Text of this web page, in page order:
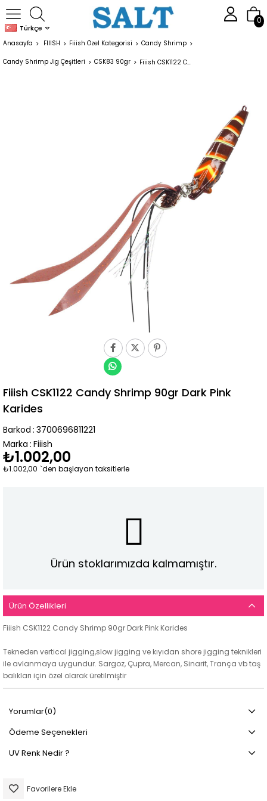
Türkçe
0
Anasayfa FIIISH Fiiish Özel Kategorisi Candy Shrimp
Candy Shrimp Jig Çeşitleri CSK83 90gr Fiiish CSK1122 Candy Shrimp 90gr Dark Pink Karides
Fiiish CSK1122 Candy Shrimp 90gr Dark Pink
Karides
Barkod : 3700696811221
Marka : Fiiish
₺1.002,00
₺1.002,00 `den başlayan taksitlerle
Ürün stoklarımızda kalmamıştır.
Ürün Özellikleri
Fiiish CSK1122 Candy Shrimp 90gr Dark Pink Karides
Tekneden vertical jigging,slow jigging ve kıyıdan shore jigging teknikleri
ile avlanmaya uygundur. Sargoz, Çupra, Mercan, Sinarit, Trança vb taş
balıkları için özel olarak üretilmiştir
Yorumlar(0)
Ödeme Seçenekleri
UV Renk Nedir ?
Favorilere Ekle